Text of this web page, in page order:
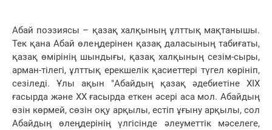
Абай поэзиясы – қазақ халқының ұлттық мақтанышы.
Тек қана Абай өлеңдерінен қазақ даласының табиғаты,
қазақ өмірінің шындығы, қазақ халқының сезім-сыры,
арман-тілегі, ұлттық ерекшелік қасиеттері түгел көрініп,
сезіледі. Ұлы ақын "Абайдың қазақ әдебиетіне XIX
ғасырда және XX ғасырда еткен әсері аса мол. Абайдың
өзін көрмей, сөзін оқу арқылы, естіп ұғыну арқылы, сол
Абайдың өлеңдерінің үлгісінде әлеуметтік мәселеге,